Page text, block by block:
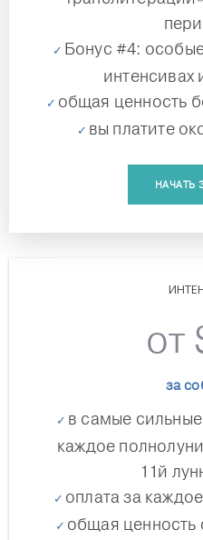
Бонус #4:
интенсивах
общая ценность
вы платите
НАЧАТЬ
от
за
в самые
каждое
11й
оплата за
общая ценность